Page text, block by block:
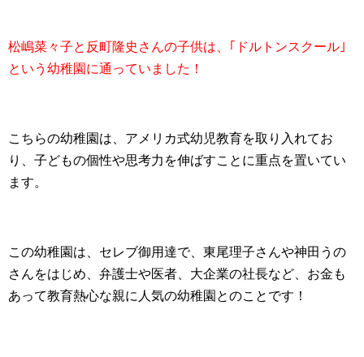
松嶋菜々子と反町隆史さんの子供は、｢ドルトンスクール｣
という幼稚園に通っていました！
こちらの幼稚園は、アメリカ式幼児教育を取り入れてお
り、子どもの個性や思考力を伸ばすことに重点を置いてい
ます。
この幼稚園は、セレブ御用達で、東尾理子さんや神田うの
さんをはじめ、弁護士や医者、大企業の社長など、お金も
あって教育熱心な親に人気の幼稚園とのことです！